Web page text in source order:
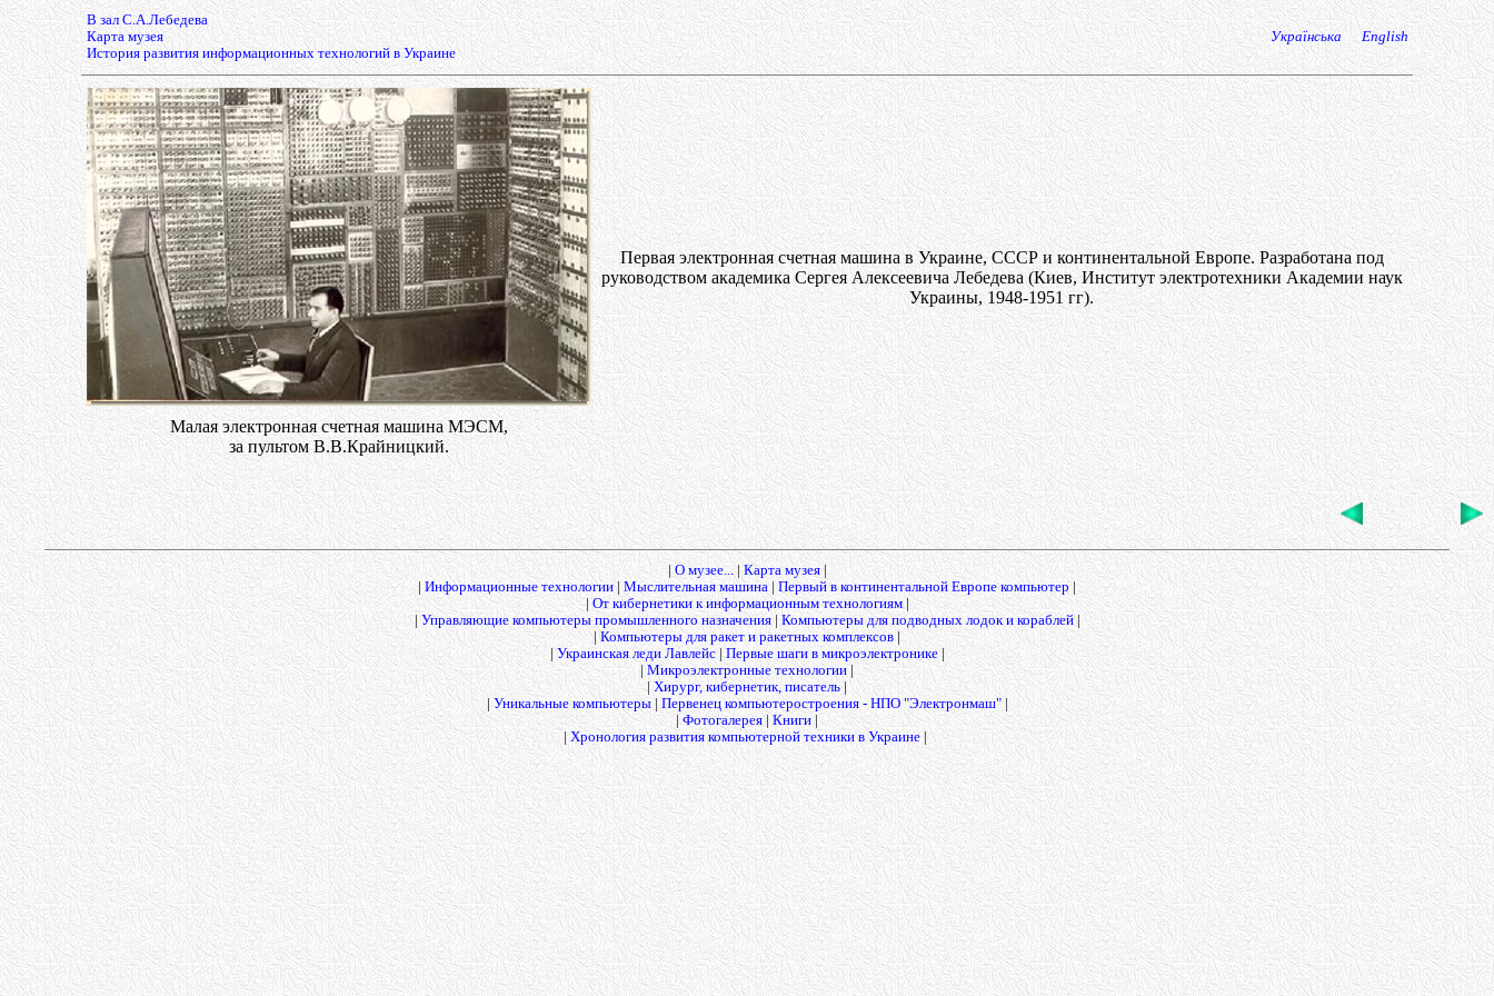
В зал С.А.Лебедева
Карта музея
История развития информационных технологий в Украине
Українська English
Малая электронная счетная машина МЭСМ,
за пультом В.В.Крайницкий.
Первая электронная счетная машина в Украине, СССР и континентальной Европе. Разработана под
руководством академика Сергея Алексеевича Лебедева (Киев, Институт электротехники Академии наук
Украины, 1948-1951 гг).
О музее...| Карта музея|
Информационные технологии| Мыслительная машина| Первый в континентальной Европе компьютер|
От кибернетики к информационным технологиям|
Управляющие компьютеры промышленного назначения| Компьютеры для подводных лодок и кораблей|
|Компьютеры для ракет и ракетных комплексов |
Украинская леди Лавлейс|Первые шаги в микроэлектронике|
Микроэлектронные технологии|
| Хирург, кибернетик, писатель |
| Уникальные компьютеры|Первенец компьютеростроения - НПО "Электронмаш"|
|Фотогалерея|Книги
Хронология развития компьютерной техники в Украине |